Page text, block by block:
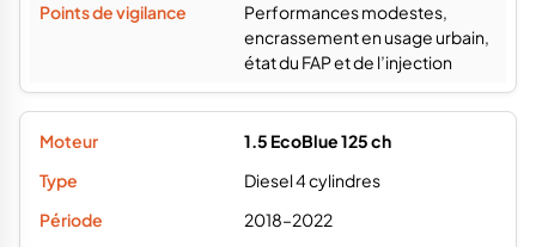
Performances modestes,
encrassement en usage urbain,
état du FAP et de l’injection
1.5 EcoBlue 125 ch
Diesel 4 cylindres
2018–2022